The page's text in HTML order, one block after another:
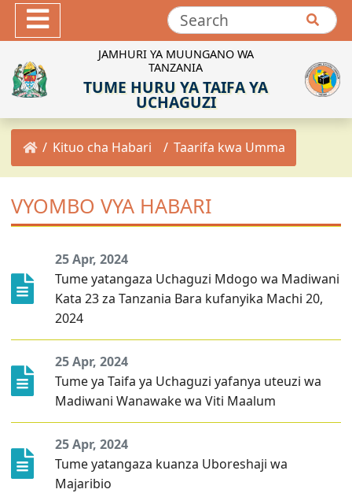
JAMHURI YA MUUNGANO WA
TANZANIA
TUME HURU YA TAIFA YA
UCHAGUZI
Hotuba
Maktaba ya Picha
Maktaba ya Video
INEC-TZ Online TV
MACHAPISHO
Sheria za Uchaguzi
Maadili ya Uchaguzi
Miongozo ya Uchaguzi
Maelekezo ya Uchaguzi
Taarifa za Uchaguzi
Matokeo ya Uchaguzi
Jarida la Uchaguzi
Waangalizi wa Uchaguzi wa Uchaguzi wa Rais, Wabunge
na Madiwani wa Mwaka 2025
Mwongozo wa Elimu ya Mpiga Kura wa Uchaguzi Mkuu
wa Mwaka 2025
Orodha ya Taasisi na Asasi za Kiraia zilizopata kibali cha
kutoa elimu ya mpiga kura wakati wa uchaguzi wa rais,
Kituo cha Habari Taarifa kwa Umma
VYOMBO VYA HABARI
25 Apr, 2024
Tume yatangaza Uchaguzi Mdogo wa Madiwani
Kata 23 za Tanzania Bara kufanyika Machi 20,
2024
25 Apr, 2024
Tume ya Taifa ya Uchaguzi yafanya uteuzi wa
Madiwani Wanawake wa Viti Maalum
25 Apr, 2024
Tume yatangaza kuanza Uboreshaji wa
Majaribio